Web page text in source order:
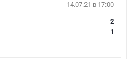
14.07.21 в 17:00
2
1